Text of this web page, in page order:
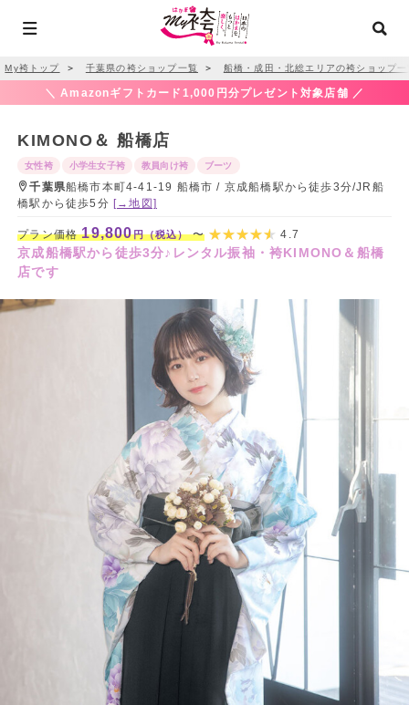
My袴トップ ＞ 千葉県の袴ショップ一覧 ＞ 船橋・成田・北総エリアの袴ショップ一
＼ Amazonギフトカード1,000円分プレゼント対象店舗 ／
KIMONO＆ 船橋店
女性袴 小学生女子袴 教員向け袴 ブーツ
千葉県船橋市本町4-41-19 船橋市 / 京成船橋駅から徒歩3分/JR船
橋駅から徒歩5分 [→地図]
プラン価格19,800円（税込）〜 4.7
京成船橋駅から徒歩3分♪レンタル振袖・袴KIMONO＆船橋
店です